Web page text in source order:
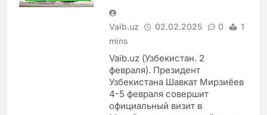
Vaib.uz 02.02.2025 0
1
mins
Vaib.uz (Узбекистан. 2
февраля). Президент
Узбекистана Шавкат Мирзиёев
4-5 февраля совершит
официальный визит в